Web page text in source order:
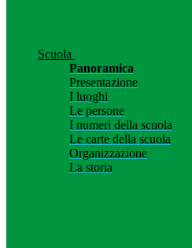
Scuola
Panoramica
Presentazione
I luoghi
Le persone
I numeri della scuola
Le carte della scuola
Organizzazione
La storia